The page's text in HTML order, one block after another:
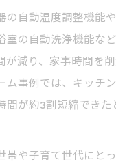
の自動温度調整機能
室の自動洗浄機能な
が減り、家事時間を
ム事例では、キッチ
間が約3割短縮できた
帯や子育て世代にと